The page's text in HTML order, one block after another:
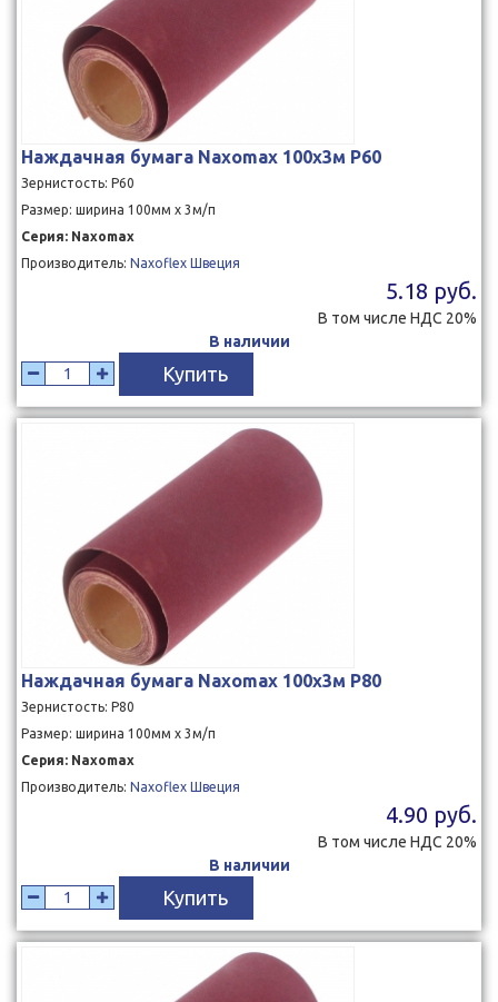
Наждачная бумага Naxomax 100x3м P60
Зернистость: P60
Размер: ширина 100мм x 3м/п
Серия: Naxomax
Производитель: Naxoflex Швеция
5.18 руб.
В том числе НДС 20%
В наличии
Купить
Наждачная бумага Naxomax 100x3м P80
Зернистость: P80
Размер: ширина 100мм x 3м/п
Серия: Naxomax
Производитель: Naxoflex Швеция
4.90 руб.
В том числе НДС 20%
В наличии
Купить